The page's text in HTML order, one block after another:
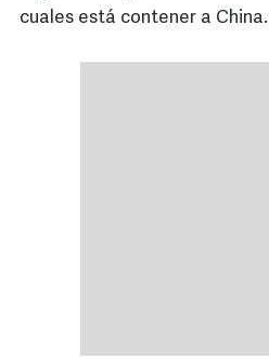
cuales está contener a China.